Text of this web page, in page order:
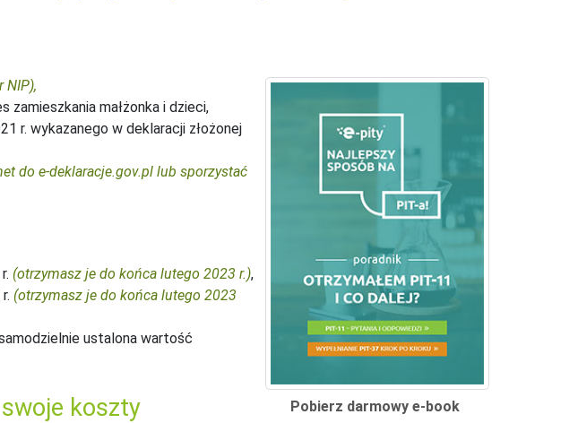
Pobierz darmowy e-book
NIP),
zamieszkania małżonka i dzieci,
r. wykazanego w deklaracji złożonej
do e-deklaracje.gov.pl lub sporzystać
(otrzymasz je do końca lutego 2023 r.),
(otrzymasz je do końca lutego 2023
ustalona wartość
koszty